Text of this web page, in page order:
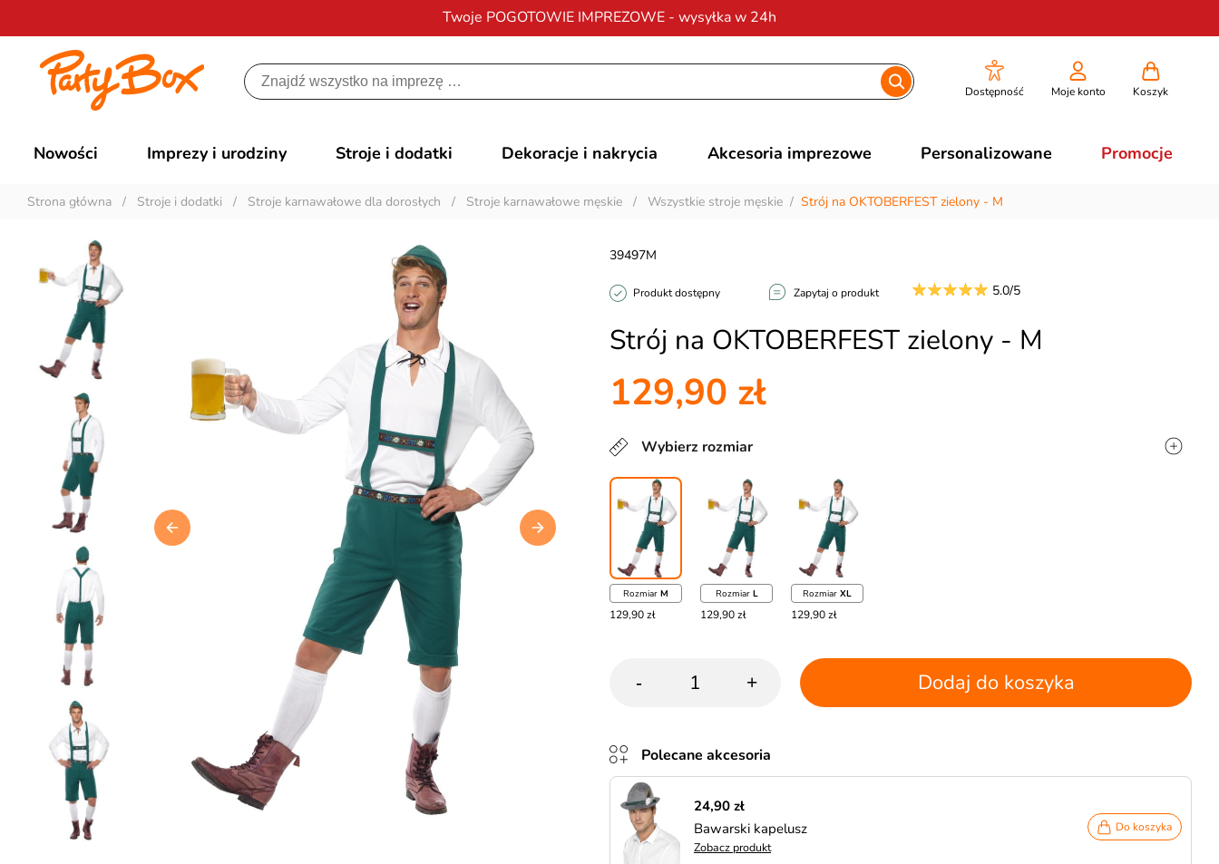
Twoje POGOTOWIE IMPREZOWE - wysyłka w 24h
Darmowa dostawana zamówienia od 200 zł
Dostępność Moje konto Koszyk
Nowości Imprezy i urodziny Stroje i dodatki Dekoracje i nakrycia Akcesoria imprezowe Personalizowane Promocje
Strona główna / Stroje i dodatki / Stroje karnawałowe dla dorosłych / Stroje karnawałowe męskie / Wszystkie stroje męskie / Strój na OKTOBERFEST zielony - M
Strój na OKTOBERFEST zielony - M
39497M
Produkt dostępny Zapytaj o produkt 5.0/5
129,90 zł
Wybierz rozmiar
Rozmiar M
129,90 zł
Rozmiar L
129,90 zł
Rozmiar XL
129,90 zł
- + Dodaj do koszyka
Polecane akcesoria
24,90 zł
Bawarski kapelusz
Zobacz produkt
Do koszyka